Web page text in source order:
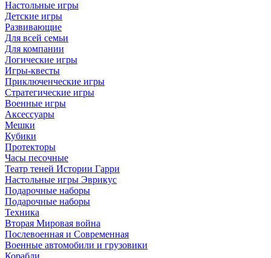
Настольные игры
Детские игры
Развивающие
Для всей семьи
Для компании
Логические игры
Игры-квесты
Приключенческие игры
Стратегические игры
Военные игры
Аксессуары
Мешки
Кубики
Протекторы
Часы песочные
Театр теней Истории Гарри
Настольные игры Эврикус
Подарочные наборы
Подарочные наборы
Техника
Вторая Мировая война
Послевоенная и Современная
Военные автомобили и грузовики
Корабли